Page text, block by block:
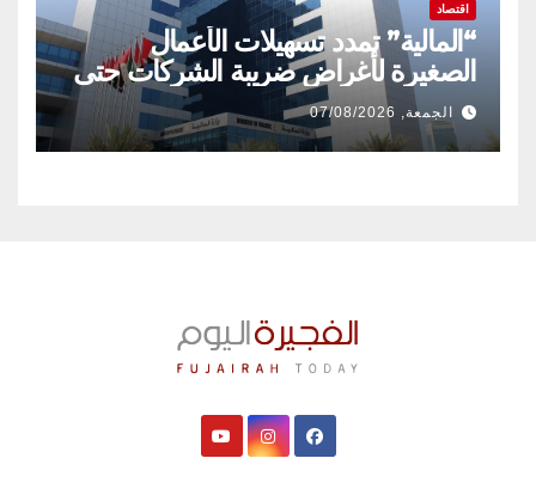
اقتصاد
“المالية” تمدد تسهيلات الأعمال
الصغيرة لأغراض ضريبة الشركات حتى
31 ديسمبر 2029 الجمعة, 07/08/2026